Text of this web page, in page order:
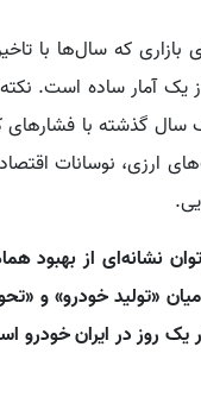
که سال‌ها با
یک آمار ساده است.
گذشته با فشارهای
ارزی، نوسانات
معوق را می‌توان نشانه‌ای از
«تولید خودرو» و
یک روز در ایران خودرو